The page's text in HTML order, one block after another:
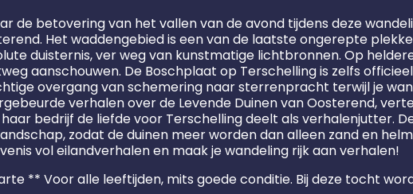
de betovering van het vallen van de avond tijdens deze
Het waddengebied is een van de laatste ongerepte
duisternis, ver weg van kunstmatige lichtbronnen. Op
aanschouwen. De Boschplaat op Terschelling is zelfs
overgang van schemering naar sterrenpracht terwijl je
verhalen over de Levende Duinen van Oosterend,
bedrijf de liefde voor Terschelling deelt als verhalenjutter.
zodat de duinen meer worden dan alleen zand en
vol eilandverhalen en maak je wandeling rijk aan verhalen!
** Voor alle leeftijden, mits goede conditie. Bij deze tocht